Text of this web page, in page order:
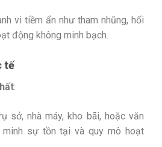
vi tiềm ẩn như tham nhũng, hối
động không minh bạch.
tế
:
sở, nhà máy, kho bãi, hoặc văn
minh sự tồn tại và quy mô hoạt